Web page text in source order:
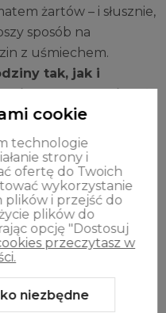
żartów – i słusznie,
sposób na
z uśmiechem.
tak, jak i
mogą zawierać
czasu
na przykład:
się klasykiem!",
twoim przypadku –
jak wino… choć wino
humoru i
się wyjątkowo, a
cookie
technologie
strony i
ofertę do Twoich
wykorzystanie
plików i przejść do
plików do
opcję "Dostosuj
przeczytasz w
niezbędne